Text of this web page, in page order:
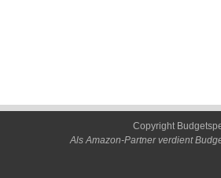
Copyright
Als Amazon-Partner verdient